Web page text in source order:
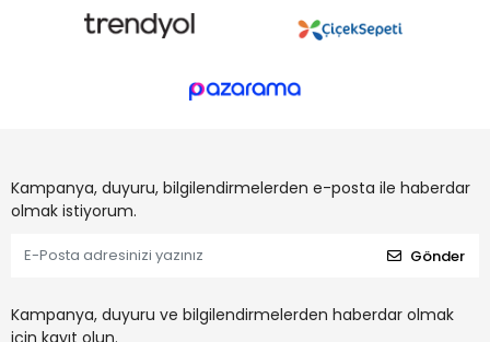
Kampanya, duyuru, bilgilendirmelerden e-posta ile haberdar
olmak istiyorum.
Gönder
Kampanya, duyuru ve bilgilendirmelerden haberdar olmak